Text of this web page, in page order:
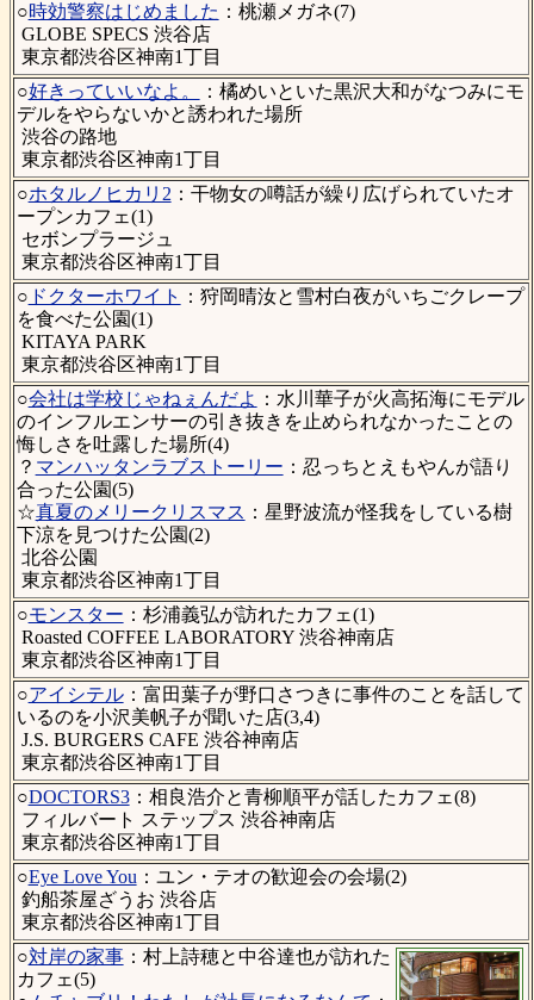
○時効警察はじめました ：桃瀬メガネ(7)
GLOBE SPECS 渋谷店
東京都渋谷区神南1丁目
○好きっていいなよ。
：橘めいといた黒沢大和がなつみにモ
デルをやらないかと誘われた場所
渋谷の路地
東京都渋谷区神南1丁目
○ホタルノヒカリ2 ：干物女の噂話が繰り広げられていたオ
ープンカフェ(1)
セボンプラージュ
東京都渋谷区神南1丁目
○ ドクターホワイト
：狩岡晴汝と雪村白夜がいちごクレープ
を食べた公園(1)
KITAYA PARK
東京都渋谷区神南1丁目
○会社は学校じゃねぇんだよ ：水川華子が火高拓海にモデル
のインフルエンサーの引き抜きを止められなかったことの
悔しさを吐露した場所(4)
？ マンハッタンラブストーリー ：忍っちとえもやんが語り
合った公園(5)
☆真夏のメリークリスマス ：星野波流が怪我をしている樹
下涼を見つけた公園(2)
北谷公園
東京都渋谷区神南1丁目
○モンスター ：杉浦義弘が訪れたカフェ(1)
Roasted COFFEE LABORATORY 渋谷神南店
東京都渋谷区神南1丁目
○アイシテル：富田葉子が野口さつきに事件のことを話して
いるのを小沢美帆子が聞いた店(3,4)
J.S. BURGERS CAFE 渋谷神南店
東京都渋谷区神南1丁目
○DOCTORS3：相良浩介と青柳順平が話したカフェ(8)
フィルバート ステップス 渋谷神南店
東京都渋谷区神南1丁目
○Eye Love You ：ユン・テオの歓迎会の会場(2)
釣船茶屋ざうお 渋谷店
東京都渋谷区神南1丁目
○対岸の家事：村上詩穂と中谷達也が訪れた
カフェ(5)